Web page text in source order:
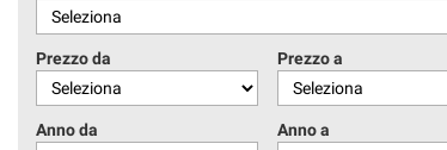
Prezzo da Prezzo a
Anno da Anno a